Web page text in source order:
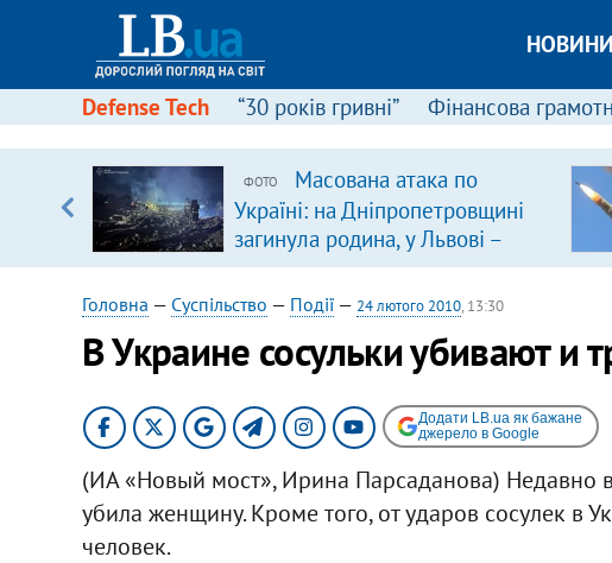
НОВИНИ
Defense Tech “30 років гривні” Фінансова
ФОТО
Масована атака по
Україні: на Дніпропетровщині
загинула родина, у Львові –
удар по багатоповерхівках
(доповнюється)
Головна — Суспільство — Події— 24 лютого 2010, 13:30
В Украине сосульки убивают и
Додати LB.ua як бажане
джерело в Google
(ИА «Новый мост», Ирина Парсаданова) Недавно
убила женщину. Кроме того, от ударов сосулек в
человек.